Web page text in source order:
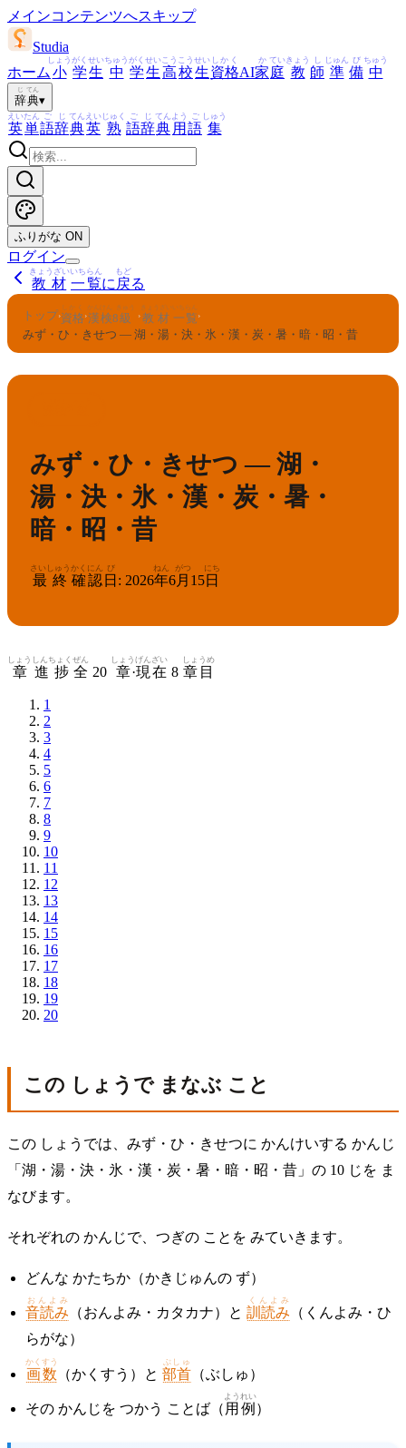
メインコンテンツへスキップ
Studia
ホーム 小
しょう
学
がく
生
せい
中
ちゅう
学
がく
生
せい
高
こう
校
こう
生
せい
資格
しかく
AI家
か
庭
てい
教
きょう
師
し
準
じゅん
備
び
中
ちゅう
辞
じ
典
てん
▾
英
えい
単
たん
語
ご
辞
じ
典
てん
英
えい
熟
じゅく
語
ご
辞
じ
典
てん
用
よう
語
ご
集
しゅう
ふりがな ON
ログイン
教材
きょうざい
一覧
いちらん
に 戻
もど
る
トップ›資格
しかく
›漢検
かんけん
8級
きゅう
› 教材
きょうざい
一覧
いちらん
›
みず・ひ・きせつ — 湖・湯・決・氷・漢・炭・暑・暗・昭・昔
みず・ひ・きせつ — 湖・
湯・決・氷・漢・炭・暑・
暗・昭・昔
最終
さいしゅう
確認
かくにん
日
び
: 2026年
ねん
6月
がつ
15日
にち
章
しょう
進捗
しんちょく
全
ぜん
20 章
しょう
·現在
げんざい
8 章目
しょうめ
1
2
3
4
5
6
7
8
9
10
11
12
13
14
15
16
17
18
19
20
この しょうで まなぶ こと
この しょうでは、みず・ひ・きせつに かんけいする かんじ
「湖・湯・決・氷・漢・炭・暑・暗・昭・昔」の 10 じを ま
なびます。
それぞれの かんじで、つぎの ことを みていきます。
どんな かたちか（かきじゅんの ず）
音読み
おんよみ
（おんよみ・カタカナ）と 訓読み
くんよみ
（くんよみ・ひ
らがな）
画数
かくすう
（かくすう）と 部首
ぶしゅ
（ぶしゅ）
その かんじを つかう ことば（ 用例
ようれい
）